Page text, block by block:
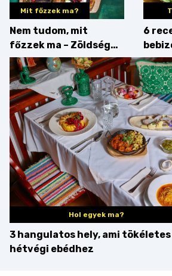
Mit főzzek ma?
Nem tudom, mit
főzzek ma – Zöldség
minden mennyiségben
6
Hol egyek ma?
3 hangulatos hely, ami
hétvégi ebédhez